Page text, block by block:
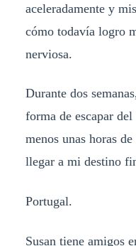
aceleradamente y
cómo todavía logro
nerviosa.
Durante dos
forma de escapar
menos unas horas
llegar a mi destino
Portugal.
Susan tiene amigos